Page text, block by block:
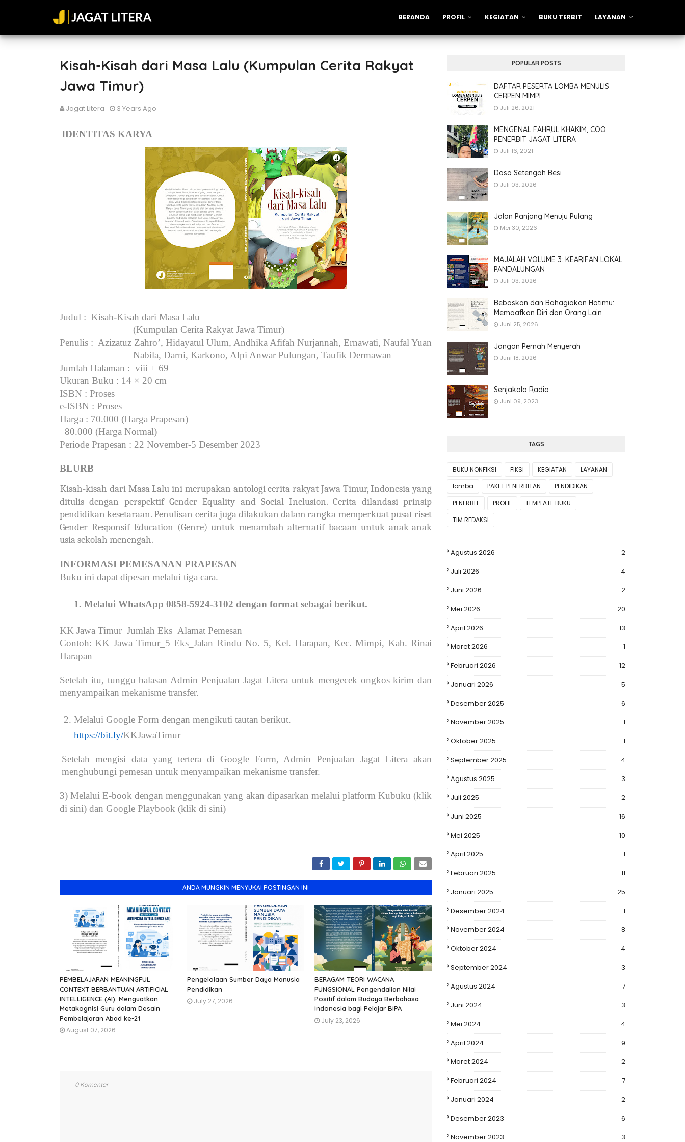
BERANDA PROFIL KEGIATAN BUKU TERBIT LAYANAN
Kisah-Kisah dari Masa Lalu (Kumpulan Cerita Rakyat
Jawa Timur)
Jagat Litera 3 Years Ago
IDENTITAS KARYA
Judul : Kisah-Kisah dari Masa Lalu
(Kumpulan Cerita Rakyat Jawa Timur)
Penulis : Azizatuz Zahro’, Hidayatul Ulum, Andhika Afifah Nurjannah, Ernawati, Naufal Yuan
Nabila, Darni, Karkono, Alpi Anwar Pulungan, Taufik Dermawan
Jumlah Halaman : viii + 69
Ukuran Buku : 14 × 20 cm
ISBN : Proses
e-ISBN : Proses
Harga : 70.000 (Harga Prapesan)
80.000 (Harga Normal)
Periode Prapesan : 22 November-5 Desember 2023
BLURB
Kisah-kisah dari Masa Lalu ini merupakan antologi cerita rakyat Jawa Timur, Indonesia yang
ditulis dengan perspektif Gender Equality and Social Inclusion. Cerita dilandasi prinsip
pendidikan kesetaraan. Penulisan cerita juga dilakukan dalam rangka memperkuat pusat riset
Gender Responsif Education (Genre) untuk menambah alternatif bacaan untuk anak-anak
usia sekolah menengah.
INFORMASI PEMESANAN PRAPESAN
Buku ini dapat dipesan melalui tiga cara.
Melalui WhatsApp 0858-5924-3102 dengan format sebagai berikut.
KK Jawa Timur_Jumlah Eks_Alamat Pemesan
Contoh: KK Jawa Timur_5 Eks_Jalan Rindu No. 5, Kel. Harapan, Kec. Mimpi, Kab. Rinai
Harapan
Setelah itu, tunggu balasan Admin Penjualan Jagat Litera untuk mengecek ongkos kirim dan
menyampaikan mekanisme transfer.
Melalui Google Form dengan mengikuti tautan berikut.
https://bit.ly/KKJawaTimur
Setelah mengisi data yang tertera di Google Form, Admin Penjualan Jagat Litera akan
menghubungi pemesan untuk menyampaikan mekanisme transfer.
3) Melalui E-book dengan menggunakan yang akan dipasarkan melalui platform Kubuku (klik
di sini) dan Google Playbook (klik di sini)
ANDA MUNGKIN MENYUKAI POSTINGAN INI
PEMBELAJARAN MEANINGFUL
CONTEXT BERBANTUAN ARTIFICIAL
INTELLIGENCE (AI): Menguatkan
Metakognisi Guru dalam Desain
Pembelajaran Abad ke-21
August 07, 2026
Pengelolaan Sumber Daya Manusia
Pendidikan
July 27, 2026
BERAGAM TEORI WACANA
FUNGSIONAL Pengendalian Nilai
Positif dalam Budaya Berbahasa
Indonesia bagi Pelajar BIPA
July 23, 2026
0 Komentar
POPULAR POSTS
DAFTAR PESERTA LOMBA MENULIS
CERPEN MIMPI
Juli 26, 2021
MENGENAL FAHRUL KHAKIM, COO
PENERBIT JAGAT LITERA
Juli 16, 2021
Dosa Setengah Besi
Juli 03, 2026
Jalan Panjang Menuju Pulang
Mei 30, 2026
MAJALAH VOLUME 3: KEARIFAN LOKAL
PANDALUNGAN
Juli 03, 2026
Bebaskan dan Bahagiakan Hatimu:
Memaafkan Diri dan Orang Lain
Juni 25, 2026
Jangan Pernah Menyerah
Juni 18, 2026
Senjakala Radio
Juni 09, 2023
TAGS
BUKU NONFIKSI FIKSI KEGIATAN
LAYANAN
lomba
PAKET PENERBITAN
PENDIDIKAN
PENERBIT
PROFIL
TEMPLATE BUKU
TIM REDAKSI
Agustus 2026
2
Juli 2026
4
Juni 2026
2
Mei 2026
20
April 2026
13
Maret 2026
1
Februari 2026
12
Januari 2026
5
Desember 2025
6
November 2025
1
Oktober 2025
1
September 2025
4
Agustus 2025
3
Juli 2025
2
Juni 2025
16
Mei 2025
10
April 2025
1
Februari 2025
11
Januari 2025
25
Desember 2024
1
November 2024
8
Oktober 2024
4
September 2024
3
Agustus 2024
7
Juni 2024
3
Mei 2024
4
April 2024
9
Maret 2024
2
Februari 2024
7
Januari 2024
2
Desember 2023
6
November 2023
3